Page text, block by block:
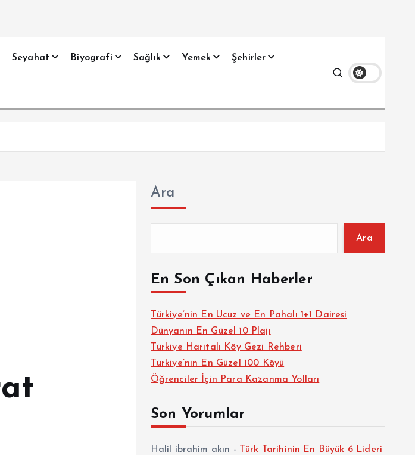
Seyahat Biyografi Sağlık Yemek Şehirler
Ara
Ara
En Son Çıkan Haberler
Türkiye’nin En Ucuz ve En Pahalı 1+1 Dairesi
Dünyanın En Güzel 10 Plajı
Türkiye Haritalı Köy Gezi Rehberi
Türkiye’nin En Güzel 100 Köyü
Öğrenciler İçin Para Kazanma Yolları
Son Yorumlar
Halil ibrahim akın - Türk Tarihinin En Büyük 6 Lideri